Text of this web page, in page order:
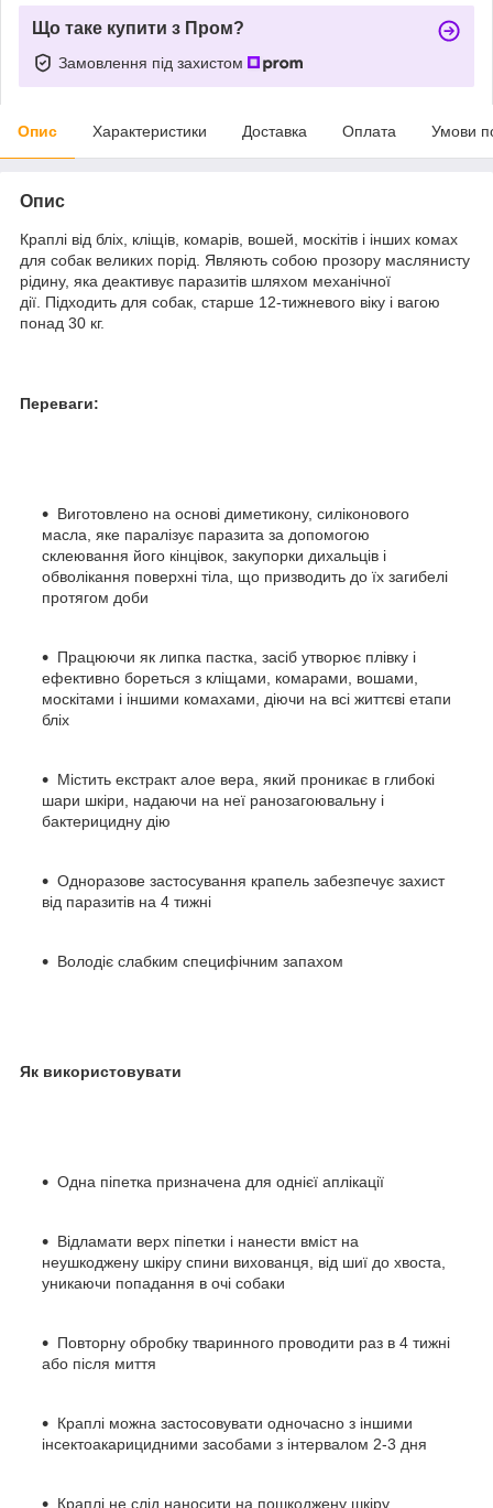
Що таке купити з Пром?
Замовлення під захистом
Опис Характеристики Доставка Оплата Умови
Опис
Краплі від бліх, кліщів, комарів, вошей, москітів і інших комах
для собак великих порід. Являють собою прозору маслянисту
рідину, яка деактивує паразитів шляхом механічної
дії. Підходить для собак, старше 12-тижневого віку і вагою
понад 30 кг.
Переваги:
Виготовлено на основі диметикону, силіконового
масла, яке паралізує паразита за допомогою
склеювання його кінцівок, закупорки дихальців і
обволікання поверхні тіла, що призводить до їх загибелі
протягом доби
Працюючи як липка пастка, засіб утворює плівку і
ефективно бореться з кліщами, комарами, вошами,
москітами і іншими комахами, діючи на всі життєві етапи
бліх
Містить екстракт алое вера, який проникає в глибокі
шари шкіри, надаючи на неї ранозагоювальну і
бактерицидну дію
Одноразове застосування крапель забезпечує захист
від паразитів на 4 тижні
Володіє слабким специфічним запахом
Як використовувати
Одна піпетка призначена для однієї аплікації
Відламати верх піпетки і нанести вміст на
неушкоджену шкіру спини вихованця, від шиї до хвоста,
уникаючи попадання в очі собаки
Повторну обробку тваринного проводити раз в 4 тижні
або після миття
Краплі можна застосовувати одночасно з іншими
інсектоакарицидними засобами з інтервалом 2-3 дня
Краплі не слід наносити на пошкоджену шкіру,